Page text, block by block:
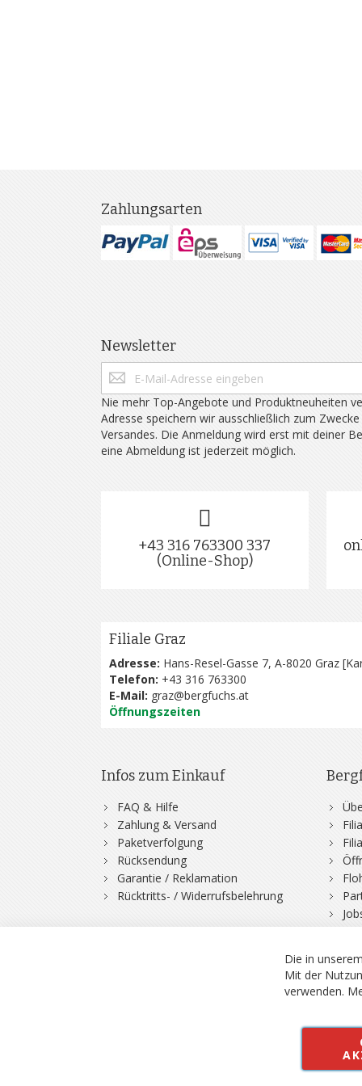
Zahlungsarten
Newsletter
Nie mehr Top-Angebote und Produktneuheiten
Adresse speichern wir ausschließlich zum
Versandes. Die Anmeldung wird erst mit deiner
eine Abmeldung ist jederzeit möglich.
+43 316 763300 337
(Online-Shop)
Filiale Graz
Adresse: Hans-Resel-Gasse 7, A-8020 Graz [
Telefon: +43 316 763300
E-Mail: graz@bergfuchs.at
Öffnungszeiten
Infos zum Einkauf
FAQ & Hilfe
Zahlung & Versand
Paketverfolgung
Rücksendung
Garantie / Reklamation
Rücktritts- / Widerrufsbelehrung
Vertrag
Alle Preise inkl.
Die in
Mit der
verwenden.